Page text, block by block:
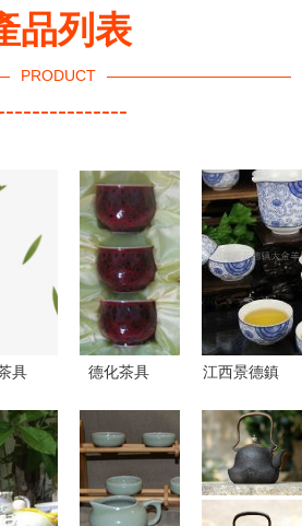
品列表
PRODUCT
具
下載
式_
公
德化茶具
藝，打造品
江西景德鎮
從工廠到市
場的高品質
茶具之旅